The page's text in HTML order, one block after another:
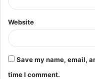
Website
Save my name, email,
time I comment.